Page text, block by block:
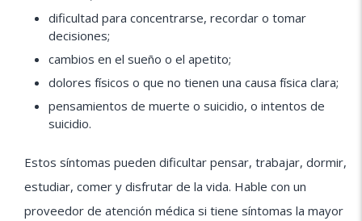
dificultad para concentrarse, recordar o tomar
decisiones;
cambios en el sueño o el apetito;
dolores físicos o que no tienen una causa física clara;
pensamientos de muerte o suicidio, o intentos de
suicidio.
Estos síntomas pueden dificultar pensar, trabajar, dormir,
estudiar, comer y disfrutar de la vida. Hable con un
proveedor de atención médica si tiene síntomas la mayor